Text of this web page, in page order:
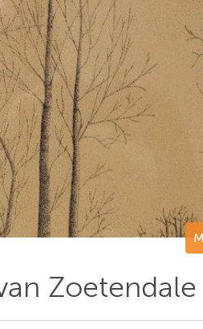
Zoetendale